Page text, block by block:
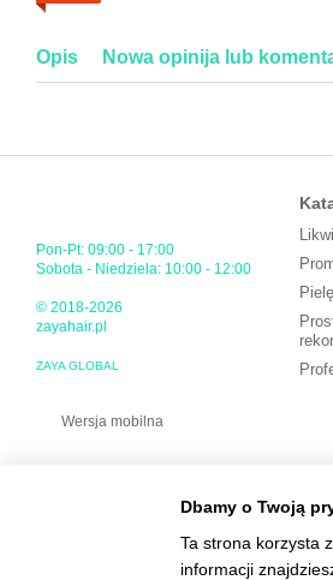
Opis Nowa opinija lub
Pon-Pt: 09:00 - 17:00
Sobota - Niedziela: 10:00 - 12:00
© 2018-2026
zayahair.pl
ZAYA GLOBAL
Wersja mobilna
Dbamy o Twoją
Ta strona korzysta
informacji